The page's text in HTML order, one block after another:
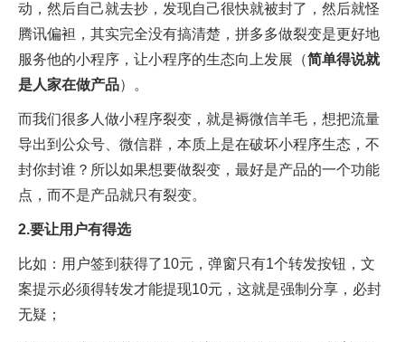
动，然后自己就去抄，发现自己很快就被封了，然后就怪
腾讯偏袒，其实完全没有搞清楚，拼多多做裂变是更好地
服务他的小程序，让小程序的生态向上发展（简单得说就
是人家在做产品）。
而我们很多人做小程序裂变，就是褥微信羊毛，想把流量
导出到公众号、微信群，本质上是在破坏小程序生态，不
封你封谁？所以如果想要做裂变，最好是产品的一个功能
点，而不是产品就只有裂变。
2.要让用户有得选
比如：用户签到获得了10元，弹窗只有1个转发按钮，文
案提示必须得转发才能提现10元，这就是强制分享，必封
无疑；